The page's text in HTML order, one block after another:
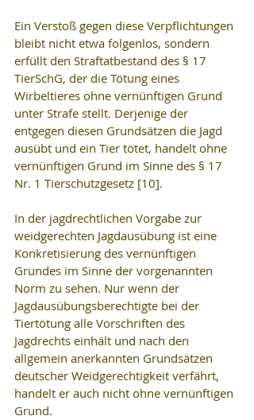
Ein Verstoß gegen diese Verpflichtungen
bleibt nicht etwa folgenlos, sondern
erfüllt den Straftatbestand des § 17
TierSchG, der die Tötung eines
Wirbeltieres ohne vernünftigen Grund
unter Strafe stellt. Derjenige der
entgegen diesen Grundsätzen die Jagd
ausübt und ein Tier tötet, handelt ohne
vernünftigen Grund im Sinne des § 17
Nr. 1 Tierschutzgesetz [10].
In der jagdrechtlichen Vorgabe zur
weidgerechten Jagdausübung ist eine
Konkretisierung des vernünftigen
Grundes im Sinne der vorgenannten
Norm zu sehen. Nur wenn der
Jagdausübungsberechtigte bei der
Tiertötung alle Vorschriften des
Jagdrechts einhält und nach den
allgemein anerkannten Grundsätzen
deutscher Weidgerechtigkeit verfährt,
handelt er auch nicht ohne vernünftigen
Grund.